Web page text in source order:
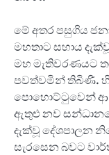
මේ අතර පසුගිය
මහතාට සහාය
මහ මැතිවරණයට
පවත්වමින් තිබිණි.
පොහොට්ටුවෙන් ආ
ඇතුළු නව
දැක්වූ දේශපාලන
සැරසෙන බවට